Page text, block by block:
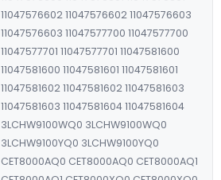
11047576602 11047576602 11047576603
11047576603 11047577700 11047577700
11047577701 11047577701 11047581600
11047581600 11047581601 11047581601
11047581602 11047581602 11047581603
11047581603 11047581604 11047581604
3LCHW9100WQ0 3LCHW9100WQ0
3LCHW9100YQ0 3LCHW9100YQ0
CET8000AQ0 CET8000AQ0 CET8000AQ1